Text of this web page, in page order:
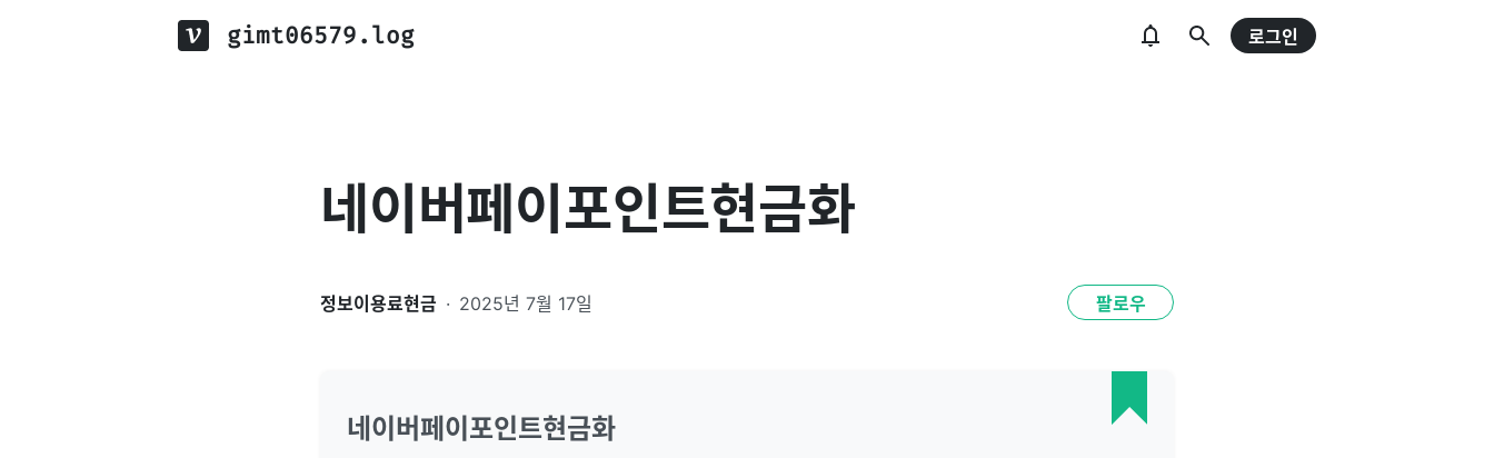
gimt06579.log 로그인
네이버페이포인트현금화
정보이용료현금 · 2025년 7월 17일 팔로우
네이버페이포인트현금화